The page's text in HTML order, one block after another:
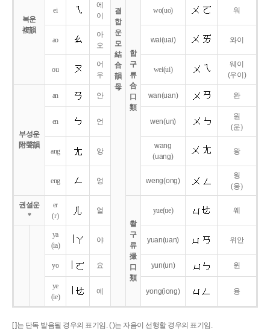
결
합
운
모
結
合
韻
母
복운
複韻
합
구
류
合
口
類
ei
에
이
wo(uo) 워
ao
아
오
wai(uai) 와이
ou
어
우
wei(ui)
웨이
(우이)
부성운
附聲韻
an 안 wan(uan) 완
en 언 wen(un)
원
(운)
ang 앙
wang
(uang)
왕
eng 엉 weng(ong)
웡
(웅)
권설운
*
er
(r)
얼
촬
구
류
撮
口
類
yue(ue) 웨
ya
(ia)
야 yuan(uan) 위안
yo 요 yun(un) 윈
ye
(ie)
예 yong(iong) 융
[ ]는 단독 발음될 경우의 표기임. ( )는 자음이 선행할 경우의 표기임.